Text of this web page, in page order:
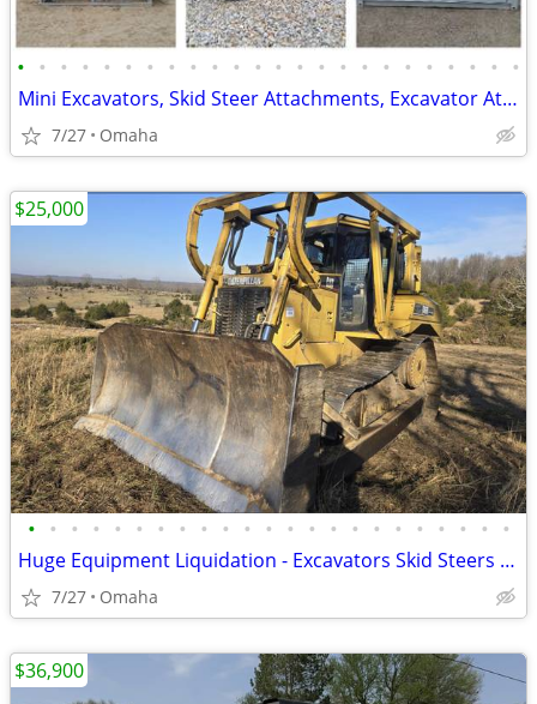
• • • • • • • • • • • • • • • • • • • • • • • •
Mini Excavators, Skid Steer Attachments, Excavator Attachments
7/27 Omaha
• • • • • • • • • • • • • • • • • • • • • • •
Huge Equipment Liquidation - Excavators Skid Steers Dump Truck Trailer
7/27 Omaha
$25,000
$36,900